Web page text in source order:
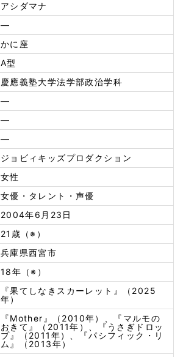
アシダマナ
—
かに座
A型
慶應義塾大学法学部政治学科
—
—
—
ジョビィキッズプロダクション
女性
女優・タレント・声優
2004年6月23日
21歳（※）
兵庫県西宮市
18年（※）
『果てしなきスカーレット』（2025
年）
『Mother』（2010年）、『マルモの
おきて』（2011年）、『うさぎドロッ
プ』（2011年）、『パシフィック・リ
ム』（2013年）